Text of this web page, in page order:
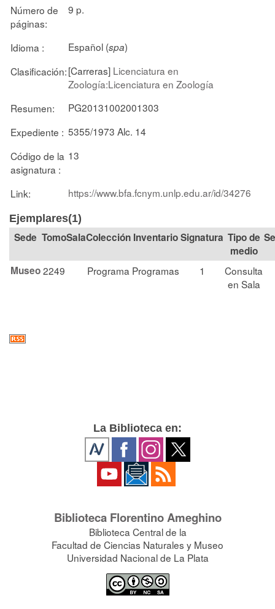
Número de
páginas:
9 p.
Idioma : Español (spa)
Clasificación:[Carreras] Licenciatura en
Zoología:Licenciatura en Zoología
Resumen:
PG20131002001303
Expediente : 5355/1973 Alc. 14
Código de la
asignatura :
13
Link: https://www.bfa.fcnym.unlp.edu.ar/id/34276
Ejemplares(1)
TomoSalaColección Signatura Tipo de
medio
Museo2249 Programa Programas 1
Consulta
en Sala
La Biblioteca en:
Biblioteca Florentino Ameghino
Biblioteca Central de la
Facultad de Ciencias Naturales y Museo
Universidad Nacional de La Plata